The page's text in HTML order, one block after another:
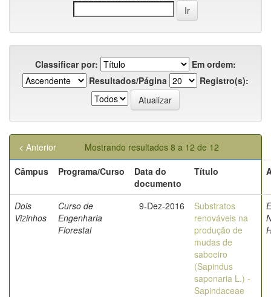
Classificar por:
Em ordem:
Resultados/Página
Registro(s):
Mostrando resultados 8 a 12 de 12
< Anterior
Câmpus
Programa/Curso
Data do
documento
Título
Dois
Vizinhos
Curso de
Engenharia
Florestal
9-Dez-2016
Substratos
renováveis na
produção de
mudas de
saboeiro
(Sapindus
saponaria L.) -
Sapindaceae